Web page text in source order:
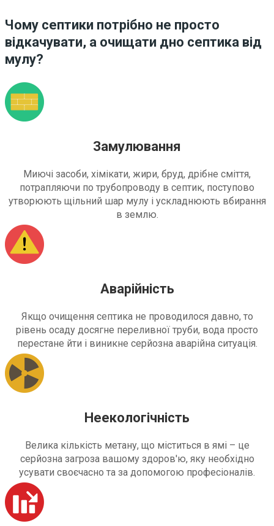
Чому септики потрібно не просто
відкачувати, а очищати дно септика від
мулу?
Замулювання
Миючі засоби, хімікати, жири, бруд, дрібне сміття,
потрапляючи по трубопроводу в септик, поступово
утворюють щільний шар мулу і ускладнюють вбирання
в землю.
Аварійність
Якщо очищення септика не проводилося давно, то
рівень осаду досягне переливної труби, вода просто
перестане йти і виникне серйозна аварійна ситуація.
Неекологічність
Велика кількість метану, що міститься в ямі – це
серйозна загроза вашому здоров'ю, яку необхідно
усувати своєчасно та за допомогою професіоналів.